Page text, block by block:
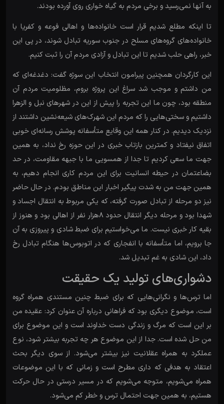
به آنها نمی‌رسید و برخی مردم به گیاه خواری روی آورده بودند.
تا اینکه مطلع شدیم قرار است خانواده‌ها و اهالی فوعه و کفریا با
خانواده‌های گروه‌های مسلح در جنوب سوریه تبادل شوند، در پی این
خبر، راهی حلب شدیم تا این تبادل و آزادی مردم آن را ثبت کنیم.
این کارگردان همچنین پیرامون انتخاب این سوژه گفت: دغدغه‌ای که
من داشتم و موجب شد سراغ این پروژه بروم، مظلومیت مردم آن
منطقه بود، چون ما این تجربه را پیش از این در شهرهای نبل و الزهرا
داشتیم و سختی‌هایی را که مردم این شهرک‌های شیعه‌نشین داشتند از
نزدیک دیدیم. در کنار همه این وقایع متأسفانه پوشش رسانه‌ای خوبی
اتفاق نیفتاد و کمترین بازتاب خبری در این حوزه رخ نداد، به همین
جهت ما سعی کردیم تا جدا از همسویی ما با جبهه مقاومت، در حد
بضاعتمان در حیطه انسانیت برای این مردم کاری انجام دهیم، به
همین جهت من به شدت پیگیر اخبار این مناطق بودم. در حال حاضر
نیز دو مرحله از تبادل صورت گرفته، که یکی مربوط به انتقال اجساد و
شهدا بود و مرحله دیگر انتقال حدود 8هزار نفر از اهالی بود و هنوز از
بقیه کار خبری نیست. ما می‌خواستیم برای ضبط شادی و پیروزی به آن
جا برویم، اما متأسفانه با انفجاری که در اتوبوس‌ها هنگام تبادل رخ
داد، این شادی به غم تبدیل شد.
دشواری‌های تولید یک حقیقت
اما ترس‌ها و نگرانی‌هایی که برای ضبط چنین مستندی همراه گروه
است، موضوع دیگری بود که فراهانی درباره آن عنوان کرد: عقیده من
بر این است که مرگ و زندگی دست خداوند است و این موضوع برای
من حل شده است. جدا از این موضوع هر چه تجربه بیشتر شود، نوع
عملکرد به همراه عقلانیت نیز بیشتر می‌شود. از سوی دیگر بحث
اعتقاد به هدفی که داری مطرح است و زمانی که با این موضوعات
همراه می‌شویم، متوجه می‌شویم که در مسیر درستی در حال حرکت
هستیم، به همین جهت احتمال ترس و خطر کم می‌شود.